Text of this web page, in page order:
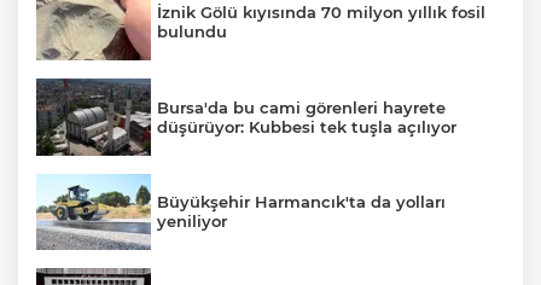
İznik Gölü kıyısında 70 milyon yıllık fosil
bulundu
Bursa'da bu cami görenleri hayrete
düşürüyor: Kubbesi tek tuşla açılıyor
Büyükşehir Harmancık'ta da yolları
yeniliyor